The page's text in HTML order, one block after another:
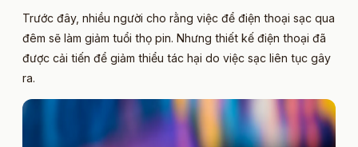
Trước đây, nhiều người cho rằng việc để điện thoại sạc qua
đêm sẽ làm giảm tuổi thọ pin. Nhưng thiết kế điện thoại đã
được cải tiến để giảm thiểu tác hại do việc sạc liên tục gây
ra.